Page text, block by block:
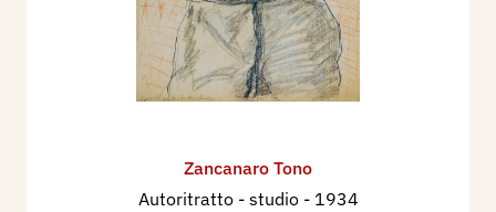
Zancanaro Tono
Autoritratto - studio - 1934